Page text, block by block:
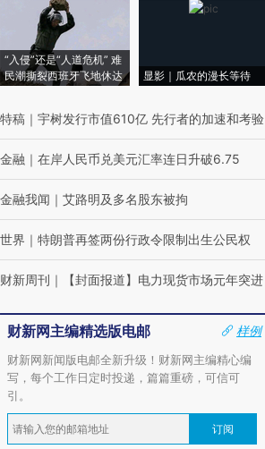
“入侵”还是“人道危机” 难
民潮撕裂西班牙飞地休达
显影｜瓜农的漫长等待
特稿 ｜ 宇树发行市值610亿 先行者的加速和考验
金融 ｜ 在岸人民币兑美元汇率连日升破6.75
金融我闻 ｜ 艾路明及多名股东被拘
世界 ｜ 特朗普再签两份行政令限制出生公民权
财新周刊 ｜ 【封面报道】电力现货市场元年突进
财新网主编精选版电邮
样例
财新网新闻版电邮全新升级！财新网主编精心编
写，每个工作日定时投递，篇篇重磅，可信可
引。
订阅